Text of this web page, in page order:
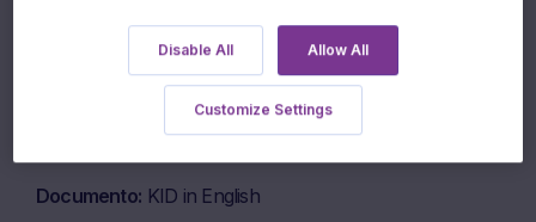
Documento Brochure
Documento KID in English
Disable All Allow All
Customize Settings